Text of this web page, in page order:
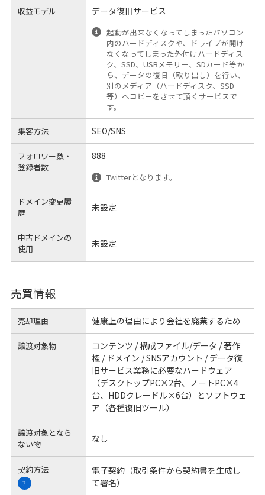
収益モデル データ復旧サービス
起動が出来なくなってしまったパソコン
内のハードディスクや、ドライブが開け
なくなってしまった外付けハードディス
ク、SSD、USBメモリー、SDカード等か
ら、データの復旧（取り出し）を行い、
別のメディア（ハードディスク、SSD
等）へコピーをさせて頂くサービスで
す。
集客方法 SEO/SNS
フォロワー数・
登録者数
888
Twitterとなります。
ドメイン変更履
歴
未設定
中古ドメインの
使用
未設定
売買情報
売却理由 健康上の理由により会社を廃業するため
譲渡対象物
コンテンツ / 構成ファイル/データ / 著作
権 / ドメイン / SNSアカウント / データ復
旧サービス業務に必要なハードウェア
（デスクトップPC×2台、ノートPC×4
台、HDDクレードル×6台）とソフトウェ
ア（各種復旧ツール）
譲渡対象となら
ない物
なし
契約方法
?
電子契約（取引条件から契約書を生成し
て署名）